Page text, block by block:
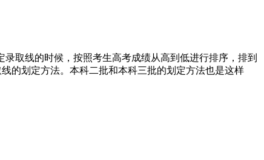
取线的时候，按照考生高考成绩从高到低进行排序，排到
的划定方法。本科二批和本科三批的划定方法也是这样